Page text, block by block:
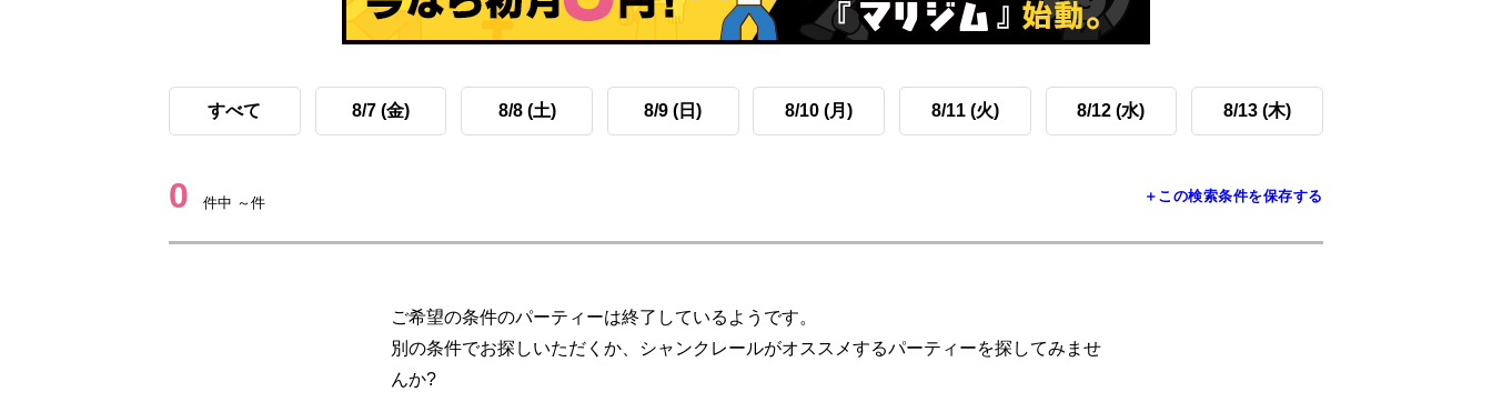
すべて 8/7 (金) 8/8 (土) 8/9 (日) 8/10 (月) 8/11 (火) 8/12 (水) 8/13 (木)
0 件中 ～件 ＋この検索条件を保存する
ご希望の条件のパーティーは終了しているようです。
別の条件でお探しいただくか、シャンクレールがオススメするパーティーを探してみませ
んか?